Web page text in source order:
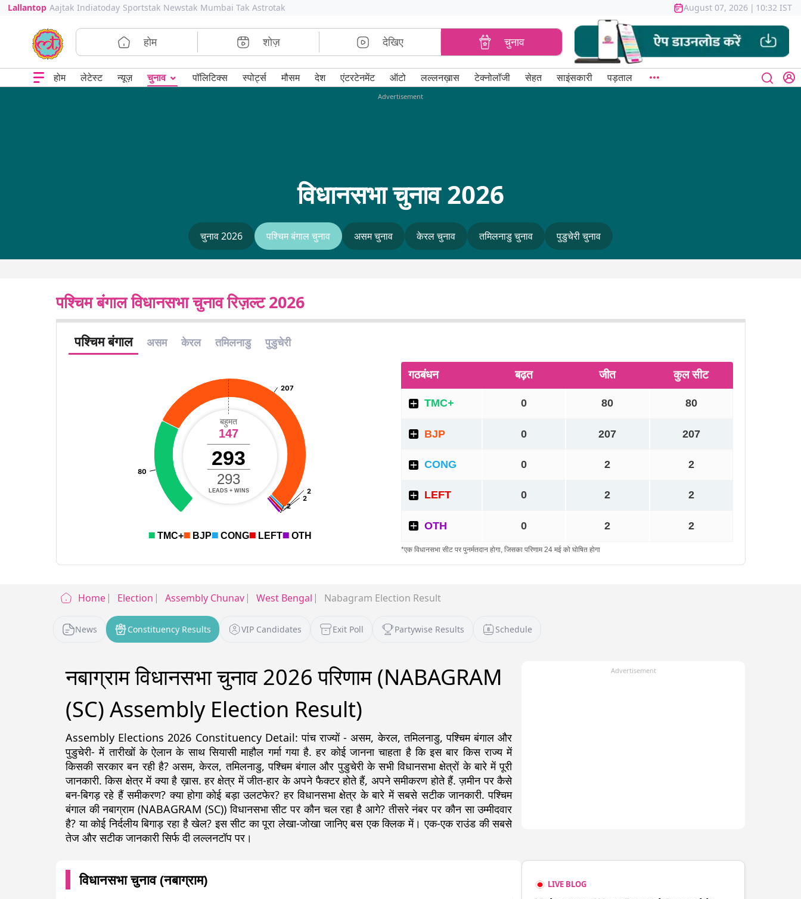
Lallantop Aajtak Indiatoday Sportstak Newstak Mumbai Tak Astrotak August 07, 2026 | 10:32 IST
होम शोज़ देखिए चुनाव
होम लेटेस्ट न्यूज़ चुनाव ⌄ पॉलिटिक्स स्पोर्ट्स मौसम देश एंटरटेनमेंट ऑटो लल्लनख़ास टेक्नोलॉजी सेहत साइंसकारी पड़ताल
Advertisement
विधानसभा चुनाव 2026
चुनाव 2026 पश्चिम बंगाल चुनाव असम चुनाव केरल चुनाव तमिलनाडु चुनाव पुडुचेरी चुनाव
पश्चिम बंगाल विधानसभा चुनाव रिज़ल्ट 2026
Home Election Assembly Chunav West Bengal Nabagram Election Result
News Constituency Results VIP Candidates Exit Poll Partywise Results Schedule
नबाग्राम विधानसभा चुनाव 2026 परिणाम (NABAGRAM
(SC) Assembly Election Result)
Assembly Elections 2026 Constituency Detail: पांच राज्यों - असम, केरल, तमिलनाडु, पश्चिम बंगाल और
पुडुचेरी- में तारीखों के ऐलान के साथ सियासी माहौल गर्मा गया है. हर कोई जानना चाहता है कि इस बार किस राज्य में
किसकी सरकार बन रही है? असम, केरल, तमिलनाडु, पश्चिम बंगाल और पुडुचेरी के सभी विधानसभा क्षेत्रों के बारे में पूरी
जानकारी. किस क्षेत्र में क्या है ख़ास. हर क्षेत्र में जीत-हार के अपने फैक्टर होते हैं, अपने समीकरण होते हैं. ज़मीन पर कैसे
बन-बिगड़ रहे हैं समीकरण? क्या होगा कोई बड़ा उलटफेर? हर विधानसभा क्षेत्र के बारे में सबसे सटीक जानकारी. पश्चिम
बंगाल की नबाग्राम (NABAGRAM (SC)) विधानसभा सीट पर कौन चल रहा है आगे? तीसरे नंबर पर कौन सा उम्मीदवार
है? या कोई निर्दलीय बिगाड़ रहा है खेल? इस सीट का पूरा लेखा-जोखा जानिए बस एक क्लिक में। एक-एक राउंड की सबसे
तेज और सटीक जानकारी सिर्फ दी लल्लनटॉप पर।
Advertisement
विधानसभा चुनाव (नबाग्राम) LIVE BLOG